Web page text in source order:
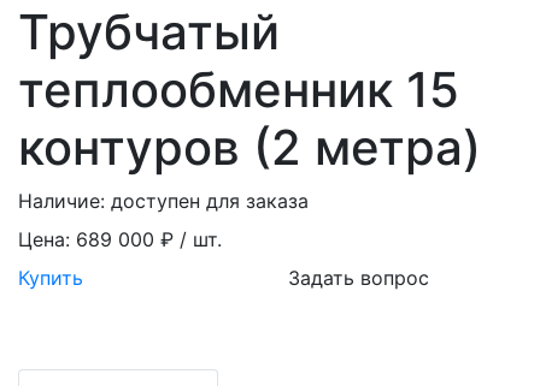
Трубчатый
теплообменник 15
контуров (2 метра)
Наличие: доступен для заказа
Цена: 689 000 ₽ / шт.
Купить
Задать вопрос